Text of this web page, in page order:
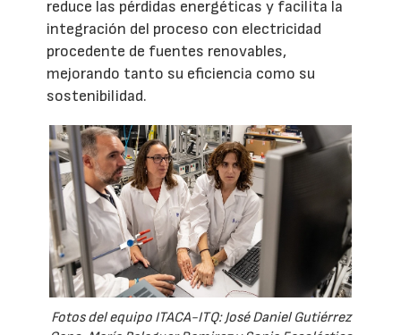
reduce las pérdidas energéticas y facilita la
integración del proceso con electricidad
procedente de fuentes renovables,
mejorando tanto su eficiencia como su
sostenibilidad.
Fotos del equipo ITACA-ITQ: José Daniel Gutiérrez